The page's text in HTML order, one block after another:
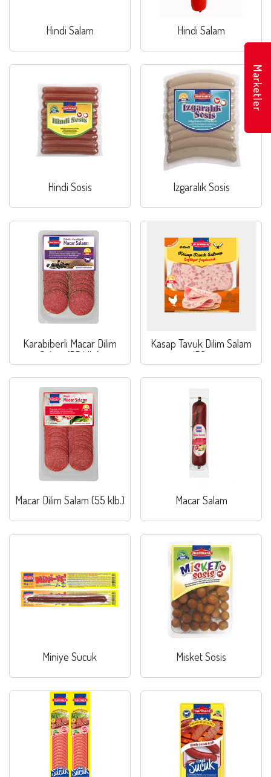
Hindi Salam Hindi Salam
Hindi Sosis Izgaralık Sosis
Karabiberli Macar Dilim
Salam (55 klb.)
Kasap Tavuk Dilim Salam
150g
Macar Dilim Salam (55 klb.) Macar Salam
Miniye Sucuk Misket Sosis
Marketler